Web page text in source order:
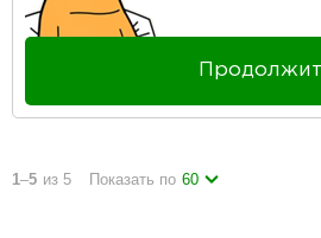
1–5 из 5 Показать по 60